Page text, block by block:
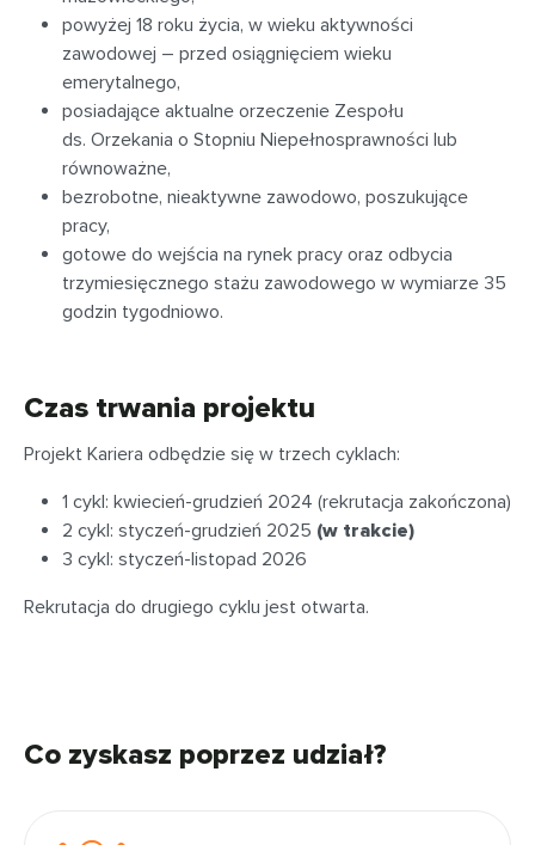
powyżej 18 roku życia, w wieku aktywności
zawodowej – przed osiągnięciem wieku
emerytalnego,
posiadające aktualne orzeczenie Zespołu
ds. Orzekania o Stopniu Niepełnosprawności lub
równoważne,
bezrobotne, nieaktywne zawodowo, poszukujące
pracy,
gotowe do wejścia na rynek pracy oraz odbycia
trzymiesięcznego stażu zawodowego w wymiarze 35
godzin tygodniowo.
Czas trwania projektu
Projekt Kariera odbędzie się w trzech cyklach:
1 cykl: kwiecień-grudzień 2024 (rekrutacja zakończona)
2 cykl: styczeń-grudzień 2025 (w trakcie)
3 cykl: styczeń-listopad 2026
Rekrutacja do drugiego cyklu jest otwarta.
Co zyskasz poprzez udział?